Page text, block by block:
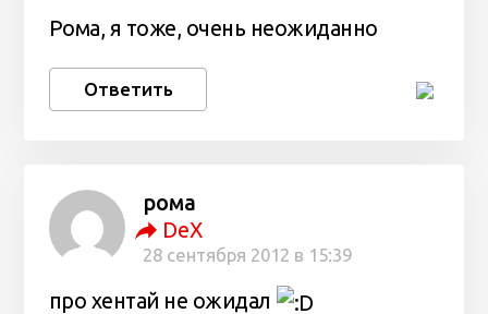
Рома, я тоже, очень неожиданно
Ответить
рома
DeX
28 сентября 2012 в 15:39
про хентай не ожидал